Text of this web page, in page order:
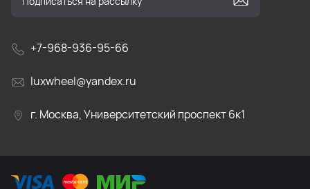
+7-968-936-95-66
luxwheel@yandex.ru
г. Москва, Университетский проспект 6к1